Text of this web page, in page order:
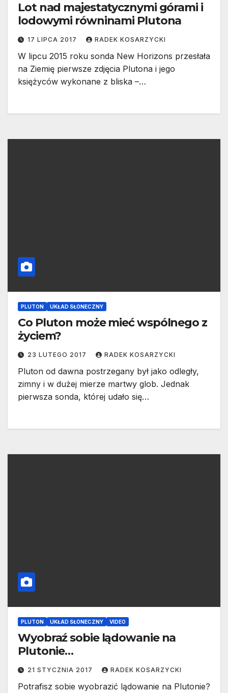
Lot nad majestatycznymi górami i
lodowymi równinami Plutona
17 LIPCA 2017 RADEK KOSARZYCKI
W lipcu 2015 roku sonda New Horizons przesłała
na Ziemię pierwsze zdjęcia Plutona i jego
księżyców wykonane z bliska –…
PLUTON UKŁAD SŁONECZNY
Co Pluton może mieć wspólnego z
życiem?
23 LUTEGO 2017 RADEK KOSARZYCKI
Pluton od dawna postrzegany był jako odległy,
zimny i w dużej mierze martwy glob. Jednak
pierwsza sonda, której udało się…
PLUTON UKŁAD SŁONECZNY VIDEO
Wyobraź sobie lądowanie na
Plutonie…
21 STYCZNIA 2017 RADEK KOSARZYCKI
Potrafisz sobie wyobrazić lądowanie na Plutonie?